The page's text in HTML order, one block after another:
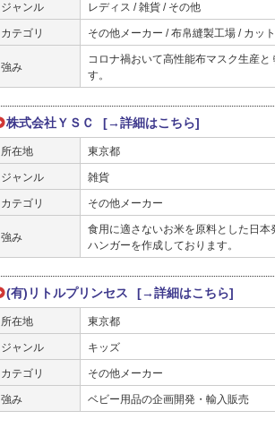
ジャンル レディス / 雑貨 / その他
カテゴリ その他メーカー / 布帛縫製工場 / カッ
強み
コロナ禍おいて高性能布マスク生産
す。
株式会社ＹＳＣ [→詳細はこちら]
所在地 東京都
ジャンル 雑貨
カテゴリ その他メーカー
強み
食用に適さないお米を原料とした日
ハンガーを作成しております。
(有)リトルプリンセス [→詳細はこちら]
所在地 東京都
ジャンル キッズ
カテゴリ その他メーカー
強み ベビー用品の企画開発・輸入販売